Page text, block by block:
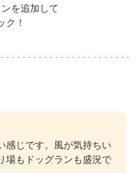
を追加して
ク！
感じです。風が気持ちい
場もドッグランも盛況で